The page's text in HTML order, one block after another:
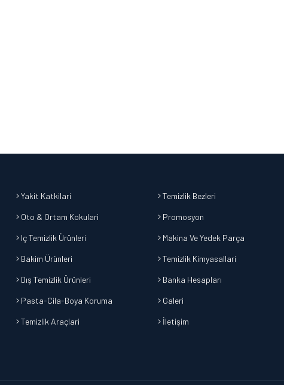
Yakit Katkilari
Oto & Ortam Kokulari
Iç Temizlik Ürünleri
Bakim Ürünleri
Dış Temizlik Ürünleri
Pasta-Cila-Boya Koruma
Temizlik Araçlari
Temizlik Bezleri
Promosyon
Makina Ve Yedek Parça
Temizlik Kimyasallari
Banka Hesapları
Galeri
İletişim